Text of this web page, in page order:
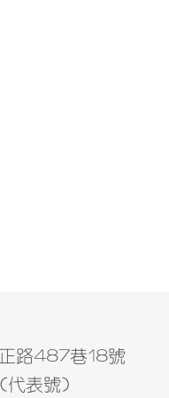
路487巷18號
表號)